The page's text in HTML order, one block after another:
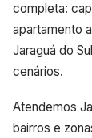
completa:
apartamento
Jaraguá do
cenários.
Atendemos
bairros e